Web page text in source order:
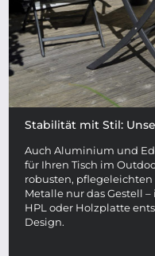
Stabilität mit Stil:
Auch Aluminium und
für Ihren Tisch im
robusten,
Metalle nur das Gestell
HPL oder Holzplatte
Design.